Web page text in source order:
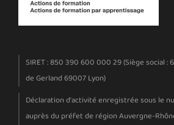
SIRET : 850 390 600 000 29 (Siège social :
de Gerland 69007 Lyon)
Déclaration d'activité enregistrée sous le
auprès du préfet de région Auvergne-